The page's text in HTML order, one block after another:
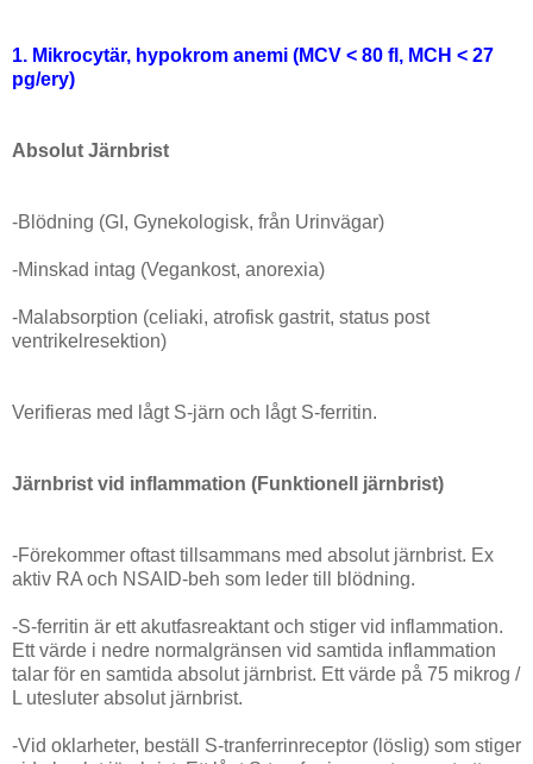
1. Mikrocytär, hypokrom anemi (MCV < 80 fl, MCH < 27
pg/ery)
Absolut Järnbrist
-Blödning (GI, Gynekologisk, från Urinvägar)
-Minskad intag (Vegankost, anorexia)
-Malabsorption (celiaki, atrofisk gastrit, status post
ventrikelresektion)
Verifieras med lågt S-järn och lågt S-ferritin.
Järnbrist vid inflammation (Funktionell järnbrist)
-Förekommer oftast tillsammans med absolut järnbrist. Ex
aktiv RA och NSAID-beh som leder till blödning.
-S-ferritin är ett akutfasreaktant och stiger vid inflammation.
Ett värde i nedre normalgränsen vid samtida inflammation
talar för en samtida absolut järnbrist. Ett värde på 75 mikrog /
L utesluter absolut järnbrist.
-Vid oklarheter, beställ S-tranferrinreceptor (löslig) som stiger